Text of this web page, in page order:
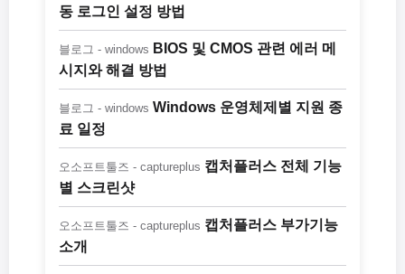
동 로그인 설정 방법
블로그 - windows BIOS 및 CMOS 관련 에러 메
시지와 해결 방법
블로그 - windows Windows 운영체제별 지원 종
료 일정
오소프트툴즈 - captureplus 캡처플러스 전체 기능
별 스크린샷
오소프트툴즈 - captureplus 캡처플러스 부가기능
소개